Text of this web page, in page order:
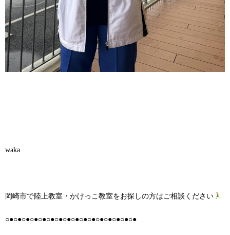
waka
岡崎市で陸上教室・かけっこ教室をお探しの方はご相談ください
○●○●○●○●○●○●○●○●○●○●○●○●○●○●○●○●